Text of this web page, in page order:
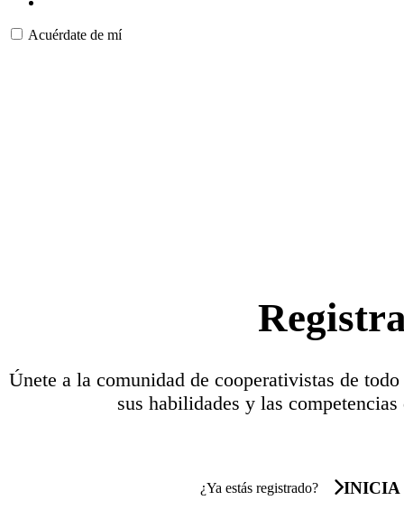
Acuérdate de mí
Únete a la comunidad de cooperativistas de
sus habilidades y las
¿Ya estás registrado? INICIA